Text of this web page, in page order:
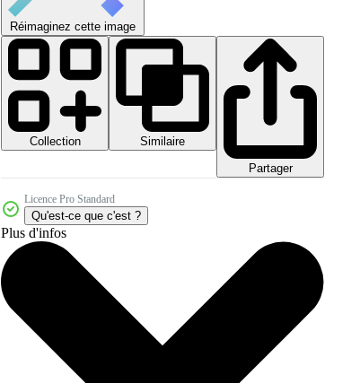
Réimaginez cette image
Collection
Similaire
Partager
Licence Pro Standard
Qu'est-ce que c'est ?
Plus d'infos